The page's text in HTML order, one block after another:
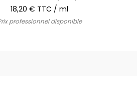
18,20 € TTC / ml
professionnel disponible